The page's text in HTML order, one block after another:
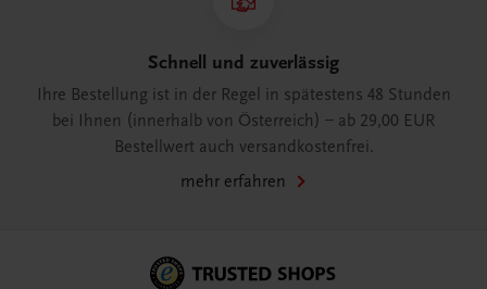
Schnell und zuverlässig
Ihre Bestellung ist in der Regel in spätestens 48 Stunden
bei Ihnen (innerhalb von Österreich) – ab 29,00 EUR
Bestellwert auch versandkostenfrei.
mehr erfahren